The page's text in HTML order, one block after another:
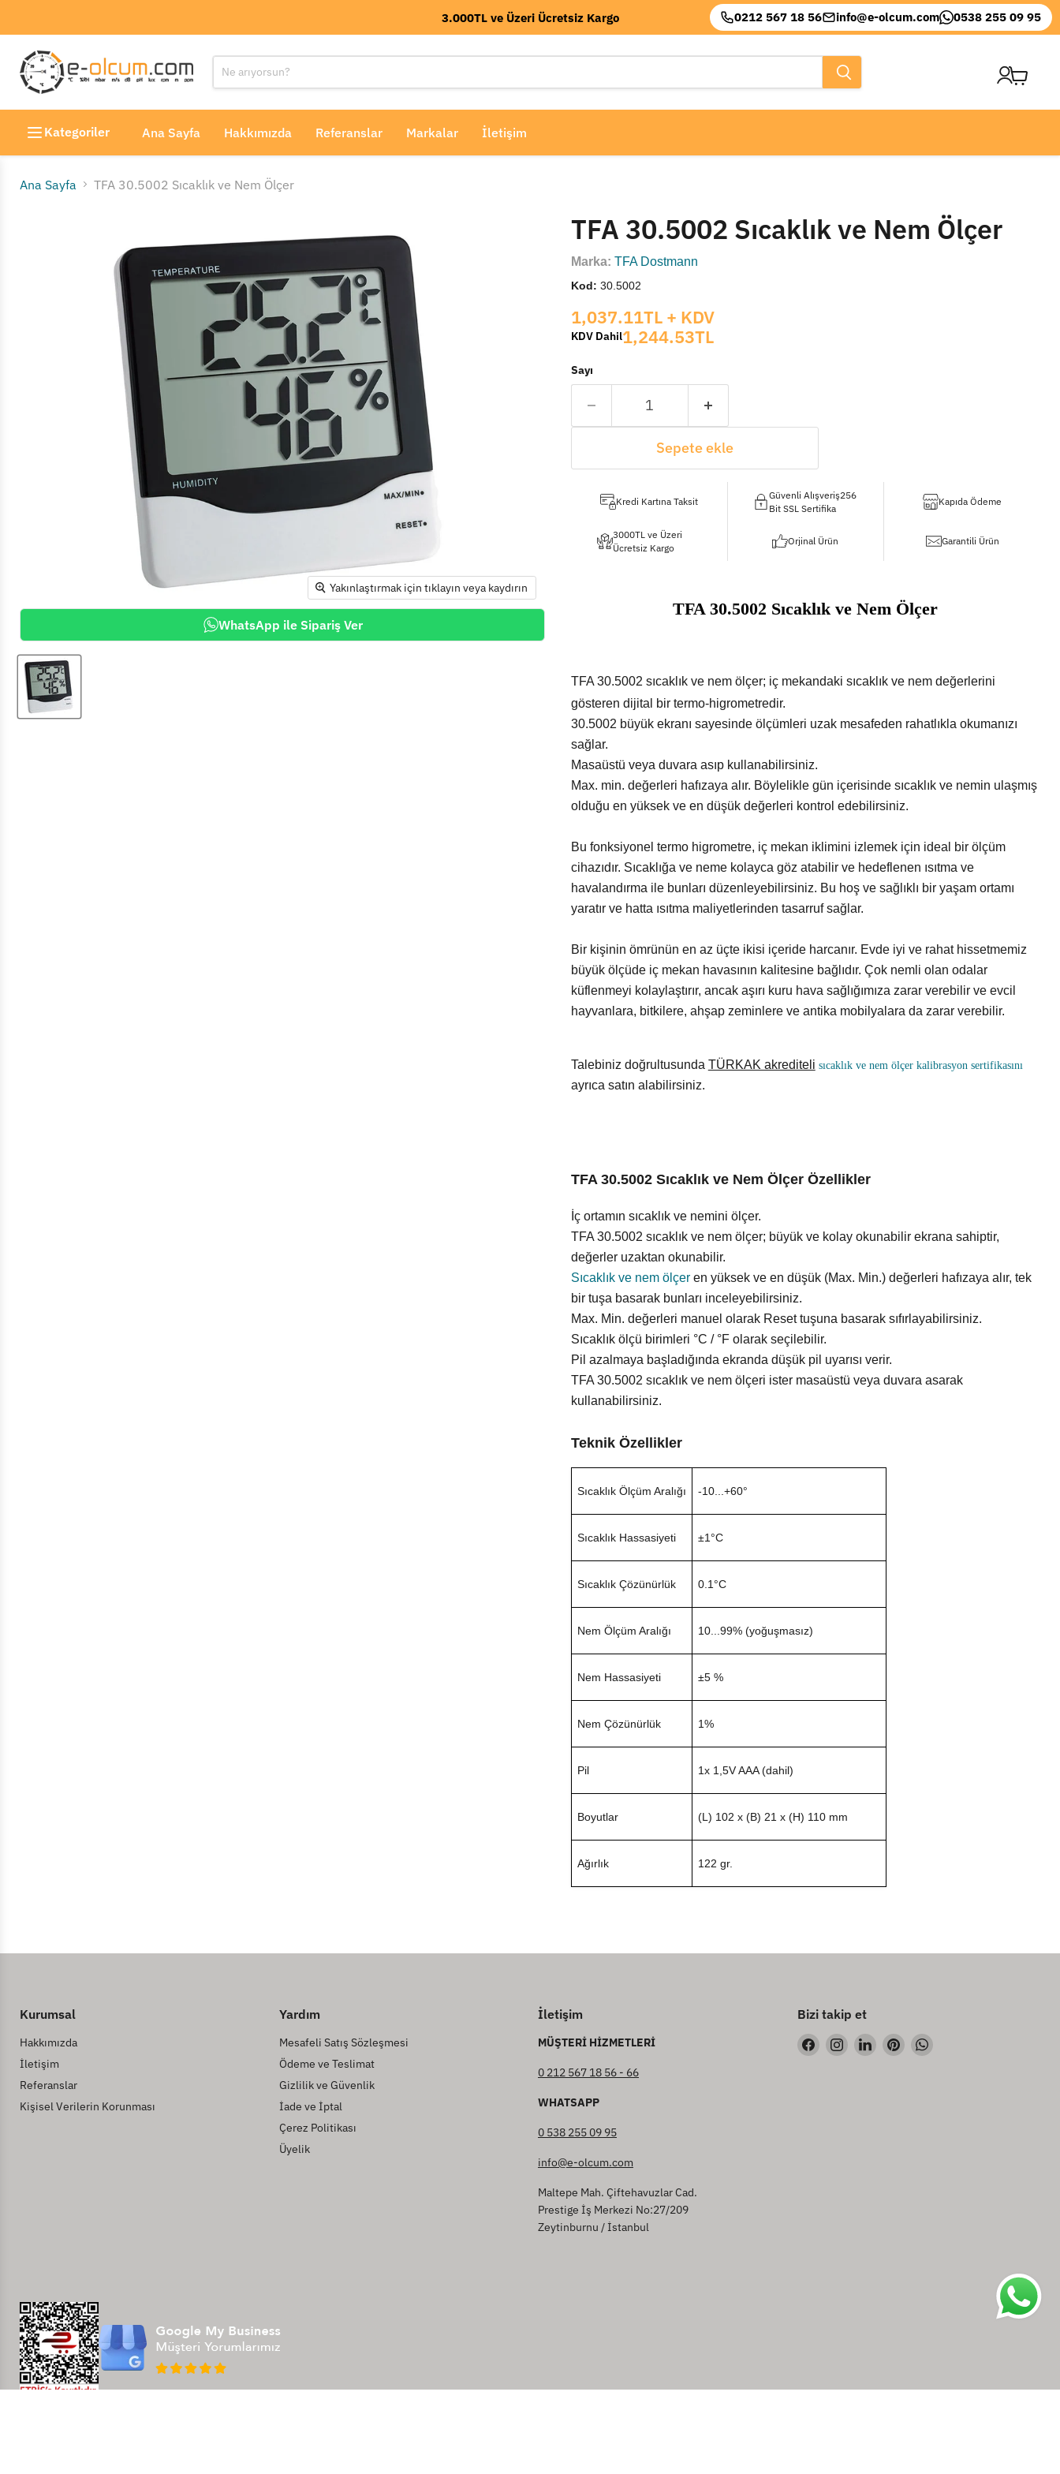
3.000TL ve Üzeri Ücretsiz Kargo 0212 567 18 56 info@e-olcum.com 0538 255 09 95
Kategoriler
Ana Sayfa Hakkımızda Referanslar Markalar İletişim
Ana Sayfa TFA 30.5002 Sıcaklık ve Nem Ölçer
Yakınlaştırmak için tıklayın veya kaydırın
WhatsApp ile Sipariş Ver
TFA 30.5002 Sıcaklık ve Nem Ölçer
Marka: TFA Dostmann
Kod: 30.5002
Mevcut fiyat
1,037.11TL + KDV
KDV Dahil1,244.53TL
Sayı
Sepete ekle
Kredi Kartına Taksit
Güvenli Alışveriş256
Bit SSL Sertifika
Kapıda Ödeme
3000TL ve Üzeri
Ücretsiz Kargo
Orjinal Ürün Garantili Ürün
TFA 30.5002 Sıcaklık ve Nem Ölçer
TFA 30.5002 sıcaklık ve nem ölçer; iç mekandaki sıcaklık ve nem değerlerini
gösteren dijital bir termo-higrometredir.
30.5002 büyük ekranı sayesinde ölçümleri uzak mesafeden rahatlıkla okumanızı
sağlar.
Masaüstü veya duvara asıp kullanabilirsiniz.
Max. min. değerleri hafızaya alır. Böylelikle gün içerisinde sıcaklık ve nemin ulaşmış
olduğu en yüksek ve en düşük değerleri kontrol edebilirsiniz.
Bu fonksiyonel termo higrometre, iç mekan iklimini izlemek için ideal bir ölçüm
cihazıdır. Sıcaklığa ve neme kolayca göz atabilir ve hedeflenen ısıtma ve
havalandırma ile bunları düzenleyebilirsiniz. Bu hoş ve sağlıklı bir yaşam ortamı
yaratır ve hatta ısıtma maliyetlerinden tasarruf sağlar.
Bir kişinin ömrünün en az üçte ikisi içeride harcanır. Evde iyi ve rahat hissetmemiz
büyük ölçüde iç mekan havasının kalitesine bağlıdır. Çok nemli olan odalar
küflenmeyi kolaylaştırır, ancak aşırı kuru hava sağlığımıza zarar verebilir ve evcil
hayvanlara, bitkilere, ahşap zeminlere ve antika mobilyalara da zarar verebilir.
Talebiniz doğrultusunda TÜRKAK akrediteli sıcaklık ve nem ölçer kalibrasyon sertifikasını
ayrıca satın alabilirsiniz.
TFA 30.5002 Sıcaklık ve Nem Ölçer Özellikler
İç ortamın sıcaklık ve nemini ölçer.
TFA 30.5002 sıcaklık ve nem ölçer; büyük ve kolay okunabilir ekrana sahiptir,
değerler uzaktan okunabilir.
Sıcaklık ve nem ölçeren yüksek ve en düşük (Max. Min.) değerleri hafızaya alır, tek
bir tuşa basarak bunları inceleyebilirsiniz.
Max. Min. değerleri manuel olarak Reset tuşuna basarak sıfırlayabilirsiniz.
Sıcaklık ölçü birimleri °C / °F olarak seçilebilir.
Pil azalmaya başladığında ekranda düşük pil uyarısı verir.
TFA 30.5002 sıcaklık ve nem ölçeri ister masaüstü veya duvara asarak
kullanabilirsiniz.
Teknik Özellikler
Sıcaklık Ölçüm Aralığı -10...+60°
Sıcaklık Hassasiyeti ±1°C
Sıcaklık Çözünürlük 0.1°C
Nem Ölçüm Aralığı 10...99% (yoğuşmasız)
Nem Hassasiyeti ±5 %
Nem Çözünürlük 1%
Pil 1x 1,5V AAA (dahil)
Boyutlar (L) 102 x (B) 21 x (H) 110 mm
Ağırlık 122 gr.
Kurumsal
Hakkımızda
İletişim
Referanslar
Kişisel Verilerin Korunması
Yardım
Mesafeli Satış Sözleşmesi
Ödeme ve Teslimat
Gizlilik ve Güvenlik
İade ve İptal
Çerez Politikası
Üyelik
İletişim
MÜŞTERİ HİZMETLERİ
0 212 567 18 56 - 66
WHATSAPP
0 538 255 09 95
info@e-olcum.com
Maltepe Mah. Çiftehavuzlar Cad.
Prestige İş Merkezi No:27/209
Zeytinburnu / İstanbul
Bizi takip et
Bizi
Facebook&#39;de
Bizi
Instagram&#39;de
Bizi
LinkedIn&#39;de
Bizi
Pinterest&#39;de
Bizi